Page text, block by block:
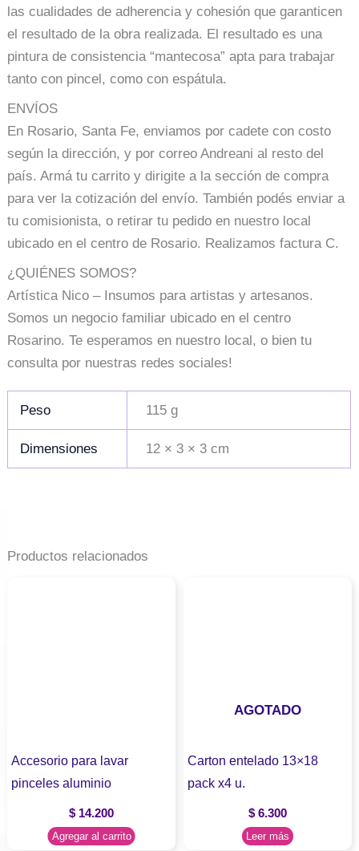
las cualidades de adherencia y cohesión que garanticen
el resultado de la obra realizada. El resultado es una
pintura de consistencia “mantecosa” apta para trabajar
tanto con pincel, como con espátula.
ENVÍOS
En Rosario, Santa Fe, enviamos por cadete con costo
según la dirección, y por correo Andreani al resto del
país. Armá tu carrito y dirigite a la sección de compra
para ver la cotización del envío. También podés enviar a
tu comisionista, o retirar tu pedido en nuestro local
ubicado en el centro de Rosario. Realizamos factura C.
¿QUIÉNES SOMOS?
Artística Nico – Insumos para artistas y artesanos.
Somos un negocio familiar ubicado en el centro
Rosarino. Te esperamos en nuestro local, o bien tu
consulta por nuestras redes sociales!
Peso 115 g
Dimensiones 12 × 3 × 3 cm
Productos relacionados
Accesorio para lavar
pinceles aluminio
$ 14.200
Agregar al carrito
AGOTADO
Carton entelado 13×18
pack x4 u.
$6.300
Leer más